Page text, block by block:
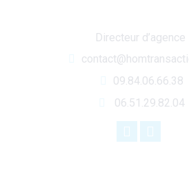
Directeur d’agence
09.84.06.66.38
06.51.29.82.04